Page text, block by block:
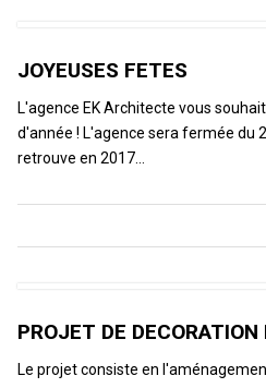
JOYEUSES FETES
L'agence EK Architecte vous
d'année ! L'agence sera fermée du
retrouve en 2017…
PROJET DE DECORATION
Le projet consiste en